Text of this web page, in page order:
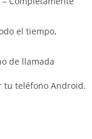
el tiempo,
de llamada
tu teléfono Android.